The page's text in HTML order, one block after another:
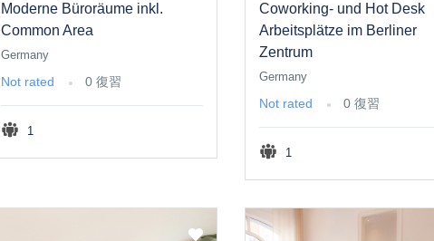
Moderne Büroräume inkl.
Common Area
Germany
Not rated 0 復習
1
Coworking- und Hot Desk
Arbeitsplätze im Berliner
Zentrum
Germany
Not rated 0 復習
1